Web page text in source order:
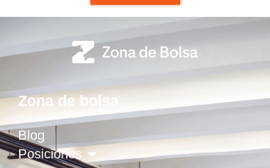
Zona de bolsa
Blog
Posiciones